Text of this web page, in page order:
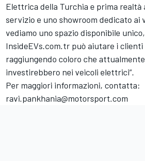
Elettrica della Turchia e prima realtà
servizio e uno showroom dedicato ai
vediamo uno spazio disponibile
InsideEVs.com.tr può aiutare i clienti
raggiungendo coloro che
investirebbero nei veicoli elettrici”.
Per maggiori informazioni, contatta:
ravi.pankhania@motorsport.com